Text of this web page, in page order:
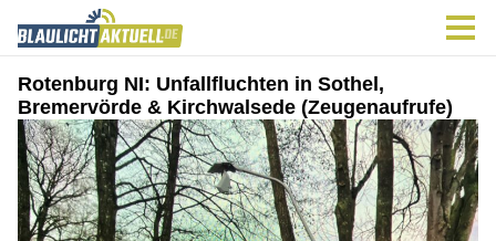
Rotenburg NI: Unfallfluchten in Sothel,
Bremervörde & Kirchwalsede (Zeugenaufrufe)